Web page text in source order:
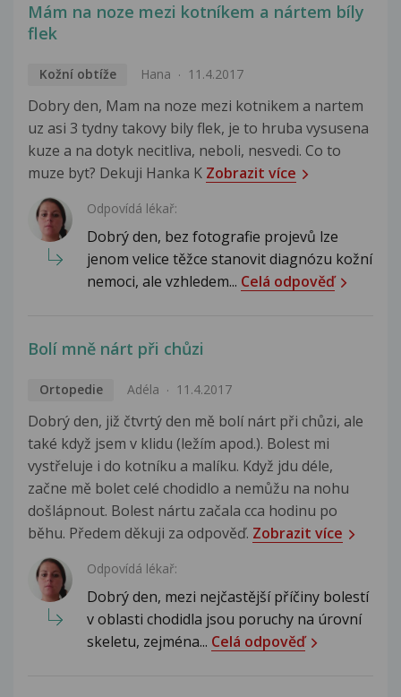
Mám na noze mezi kotníkem a nártem bíly
flek
Kožní obtíže Hana 11.4.2017
Dobry den, Mam na noze mezi kotnikem a nartem
uz asi 3 tydny takovy bily flek, je to hruba vysusena
kuze a na dotyk necitliva, neboli, nesvedi. Co to
muze byt? Dekuji Hanka K Zobrazit více
Odpovídá lékař:
Dobrý den, bez fotografie projevů lze
jenom velice těžce stanovit diagnózu kožní
nemoci, ale vzhledem... Celá odpověď
Bolí mně nárt při chůzi
Ortopedie Adéla 11.4.2017
Dobrý den, již čtvrtý den mě bolí nárt při chůzi, ale
také když jsem v klidu (ležím apod.). Bolest mi
vystřeluje i do kotníku a malíku. Když jdu déle,
začne mě bolet celé chodidlo a nemůžu na nohu
došlápnout. Bolest nártu začala cca hodinu po
běhu. Předem děkuji za odpověď. Zobrazit více
Odpovídá lékař:
Dobrý den, mezi nejčastější příčiny bolestí
v oblasti chodidla jsou poruchy na úrovní
skeletu, zejména... Celá odpověď